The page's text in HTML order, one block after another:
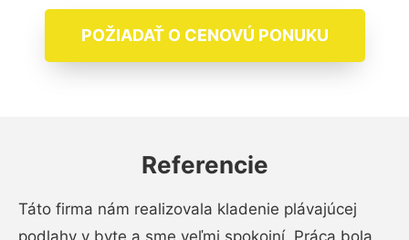
POŽIADAŤ O CENOVÚ PONUKU
Referencie
Táto firma nám realizovala kladenie plávajúcej
podlahy v byte a sme veľmi spokojní. Práca bola